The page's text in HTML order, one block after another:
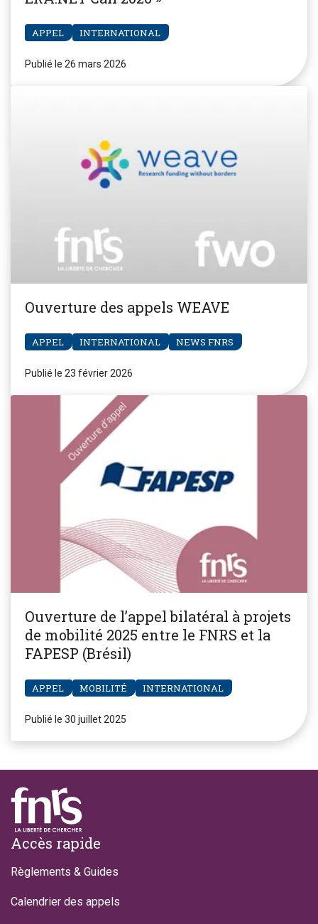
APPEL INTERNATIONAL
Publié le 26 mars 2026
Ouverture des appels WEAVE
APPEL INTERNATIONAL NEWS FNRS
Publié le 23 février 2026
Ouverture de l’appel bilatéral à projets
de mobilité 2025 entre le FNRS et la
FAPESP (Brésil)
APPEL MOBILITÉ INTERNATIONAL
Publié le 30 juillet 2025
Footer
Accès rapide
Règlements & Guides
Calendrier des appels